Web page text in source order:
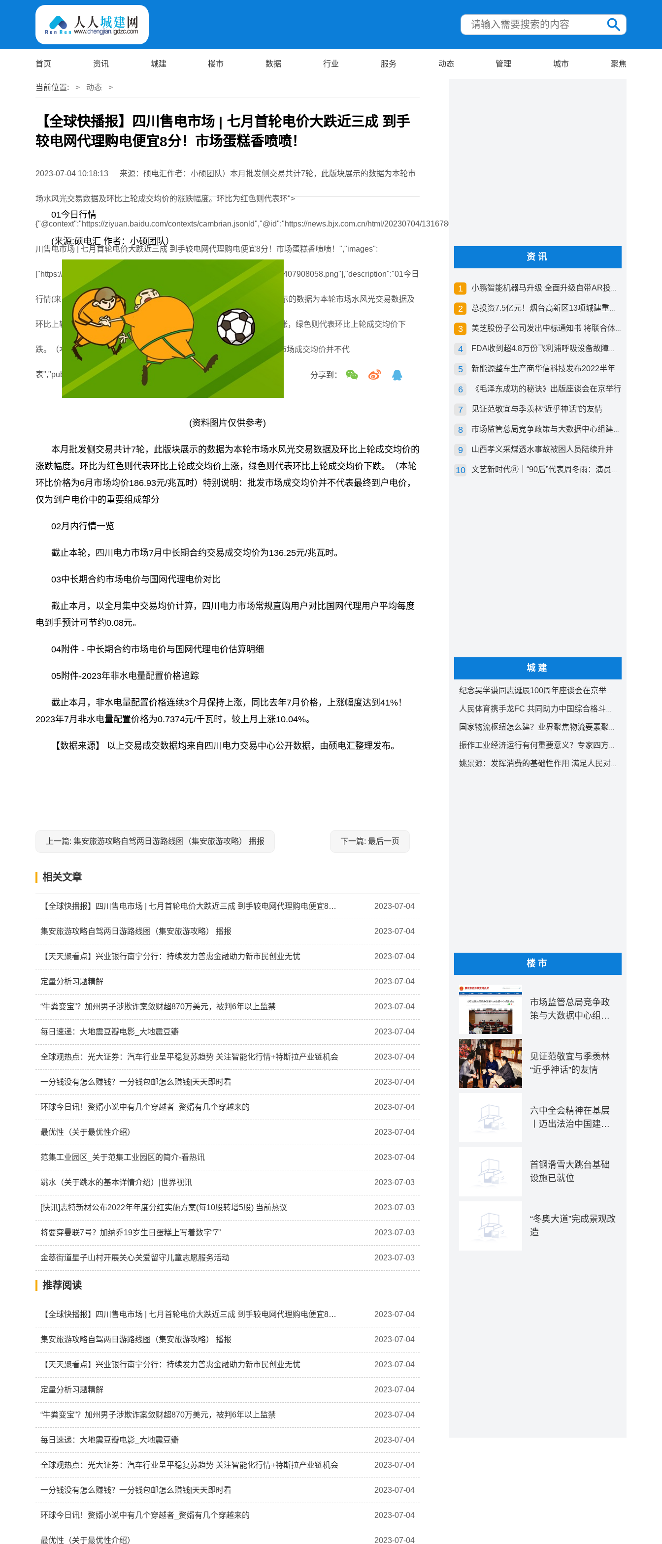
首页 资讯 城建 楼市 数据 行业 服务 动态 管理 城市 聚焦
当前位置: > 动态 >
【全球快播报】四川售电市场 | 七月首轮电价大跌近三成 到手
较电网代理购电便宜8分！市场蛋糕香喷喷！
2023-07-04 10:18:13 来源：硕电汇作者：小硕团队）本月批发侧交易共计7轮，此版块展示的数据为本轮市
场水风光交易数据及环比上轮成交均价的涨跌幅度。环比为红色则代表环">
{"@context":"https://ziyuan.baidu.com/contexts/cambrian.jsonld","@id":"https://news.bjx.com.cn/html/20230704/1316780.shtml","title":"四
川售电市场 | 七月首轮电价大跌近三成 到手较电网代理购电便宜8分！市场蛋糕香喷喷！","images":
["https://img01.mybjx.net/news/UploadFile/202307/6382405657025435407908058.png"],"description":"01今日
行情(来源:硕电汇作者：小硕团队）本月批发侧交易共计7轮，此版块展示的数据为本轮市场水风光交易数据及
环比上轮成交均价的涨跌幅度。环比为红色则代表环比上轮成交均价上涨，绿色则代表环比上轮成交均价下
跌。（本轮环比价格为6月市场均价186.93元/兆瓦时）特别说明：批发市场成交均价并不代
表","pubDate":"2023-07-04T08:39:36"}北极星电力新闻网 分享到：
01今日行情
(来源:硕电汇 作者：小硕团队）
(资料图片仅供参考)
本月批发侧交易共计7轮，此版块展示的数据为本轮市场水风光交易数据及环比上轮成交均价的
涨跌幅度。环比为红色则代表环比上轮成交均价上涨，绿色则代表环比上轮成交均价下跌。（本轮
环比价格为6月市场均价186.93元/兆瓦时）特别说明：批发市场成交均价并不代表最终到户电价，
仅为到户电价中的重要组成部分
02月内行情一览
截止本轮，四川电力市场7月中长期合约交易成交均价为136.25元/兆瓦时。
03中长期合约市场电价与国网代理电价对比
截止本月，以全月集中交易均价计算，四川电力市场常规直购用户对比国网代理用户平均每度
电到手预计可节约0.08元。
04附件 - 中长期合约市场电价与国网代理电价估算明细
05附件-2023年非水电量配置价格追踪
截止本月，非水电量配置价格连续3个月保持上涨，同比去年7月价格，上涨幅度达到41%！
2023年7月非水电量配置价格为0.7374元/千瓦时，较上月上涨10.04%。
【数据来源】 以上交易成交数据均来自四川电力交易中心公开数据，由硕电汇整理发布。
上一篇: 集安旅游攻略自驾两日游路线图（集安旅游攻略） 播报 下一篇: 最后一页
相关文章
【全球快播报】四川售电市场 | 七月首轮电价大跌近三成 到手较电网代理购电便宜8分！市场蛋糕香喷喷！ 2023-07-04
集安旅游攻略自驾两日游路线图（集安旅游攻略） 播报 2023-07-04
【天天聚看点】兴业银行南宁分行：持续发力普惠金融助力新市民创业无忧 2023-07-04
定量分析习题精解 2023-07-04
“牛粪变宝”？加州男子涉欺诈案敛财超870万美元，被判6年以上监禁 2023-07-04
每日速递：大地震豆瓣电影_大地震豆瓣 2023-07-04
全球观热点：光大证券：汽车行业呈平稳复苏趋势 关注智能化行情+特斯拉产业链机会 2023-07-04
一分钱没有怎么赚钱？一分钱包邮怎么赚钱|天天即时看 2023-07-04
环球今日讯！赘婿小说中有几个穿越者_赘婿有几个穿越来的 2023-07-04
最优性（关于最优性介绍） 2023-07-04
范集工业园区_关于范集工业园区的简介-看热讯 2023-07-04
跳水（关于跳水的基本详情介绍）|世界视讯 2023-07-03
[快讯]志特新材公布2022年年度分红实施方案(每10股转增5股) 当前热议 2023-07-03
将要穿曼联7号？加纳乔19岁生日蛋糕上写着数字“7” 2023-07-03
金慈街道星子山村开展关心关爱留守儿童志愿服务活动 2023-07-03
推荐阅读
【全球快播报】四川售电市场 | 七月首轮电价大跌近三成 到手较电网代理购电便宜8分！市场蛋糕香喷喷！ 2023-07-04
集安旅游攻略自驾两日游路线图（集安旅游攻略） 播报 2023-07-04
【天天聚看点】兴业银行南宁分行：持续发力普惠金融助力新市民创业无忧 2023-07-04
定量分析习题精解 2023-07-04
“牛粪变宝”？加州男子涉欺诈案敛财超870万美元，被判6年以上监禁 2023-07-04
每日速递：大地震豆瓣电影_大地震豆瓣 2023-07-04
全球观热点：光大证券：汽车行业呈平稳复苏趋势 关注智能化行情+特斯拉产业链机会 2023-07-04
一分钱没有怎么赚钱？一分钱包邮怎么赚钱|天天即时看 2023-07-04
环球今日讯！赘婿小说中有几个穿越者_赘婿有几个穿越来的 2023-07-04
最优性（关于最优性介绍） 2023-07-04
资讯
小鹏智能机器马升级 全面升级自带AR投影创新交互方式
总投资7.5亿元！烟台高新区13项城建重点工程开工
美芝股份子公司发出中标通知书 将联合体中标1.36亿元总承包项目
FDA收到超4.8万份飞利浦呼吸设备故障报告 其中44份死亡案例
新能源整车生产商华信科技发布2022半年度报告 同比下滑2.92%
《毛泽东成功的秘诀》出版座谈会在京举行
见证范敬宜与季羡林“近乎神话”的友情
市场监管总局竞争政策与大数据中心组建成立
山西孝义采煤透水事故被困人员陆续升井
文艺新时代⑧｜“90后”代表周冬雨：演员心里有底，得靠体验生活
城建
纪念吴学谦同志诞辰100周年座谈会在京举行 汪洋出席
人民体育携手龙FC 共同助力中国综合格斗事业发展
国家物流枢纽怎么建？业界聚焦物流要素聚集方式创新
振作工业经济运行有何重要意义？专家四方面权威解读
姚景源：发挥消费的基础性作用 满足人民对美好生活向往
楼市
市场监管总局竞争政
策与大数据中心组建
见证范敬宜与季羡林
“近乎神话”的友情
六中全会精神在基层
丨迈出法治中国建设
推动全面依法治国新
实践
首钢滑雪大跳台基础
设施已就位
“冬奥大道”完成景观改
造